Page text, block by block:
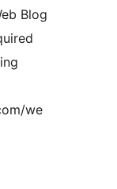
Blog
we